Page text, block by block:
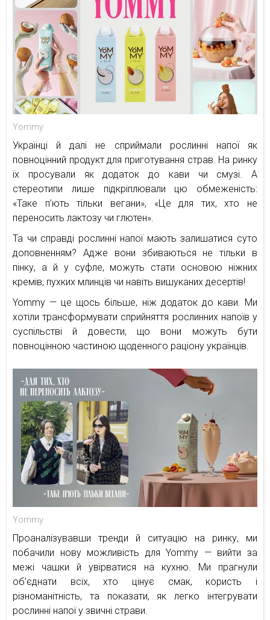
Yommy
Українці й далі не сприймали рослинні напої як
повноцінний продукт для приготування страв. На ринку
їх просували як додаток до кави чи смузі. А
стереотипи лише підкріплювали цю обмеженість:
«Таке п’ють тільки вегани», «Це для тих, хто не
переносить лактозу чи глютен».
Та чи справді рослинні напої мають залишатися суто
доповненням? Адже вони збиваються не тільки в
пінку, а й у суфле, можуть стати основою ніжних
кремів, пухких млинців чи навіть вишуканих десертів!
Yommy — це щось більше, ніж додаток до кави. Ми
хотіли трансформувати сприйняття рослинних напоїв у
суспільстві й довести, що вони можуть бути
повноцінною частиною щоденного раціону українців.
Yommy
Проаналізувавши тренди й ситуацію на ринку, ми
побачили нову можливість для Yommy — вийти за
межі чашки й увірватися на кухню. Ми прагнули
об’єднати всіх, хто цінує смак, користь і
різноманітність, та показати, як легко інтегрувати
рослинні напої у звичні страви.